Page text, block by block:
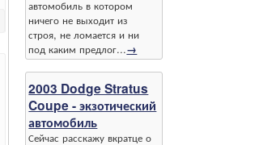
автомобиль в котором
ничего не выходит из
строя, не ломается и ни
под каким предлог...→
2003 Dodge Stratus
Coupe - экзотический
автомобиль
Сейчас расскажу вкратце о